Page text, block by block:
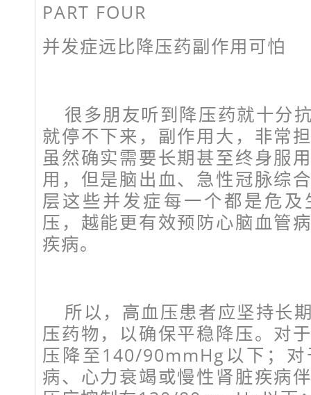
PART FOUR
并发症远比降压药副作用可怕
很多朋友听到降压药就十分
就停不下来，副作用大，非常
虽然确实需要长期甚至终身服
用，但是脑出血、急性冠脉综
层这些并发症每一个都是危
压，越能更有效预防心脑血管
疾病。
所以，高血压患者应坚持长
压药物，以确保平稳降压。对
压降至140/90mmHg以下；
病、心力衰竭或慢性肾脏疾病